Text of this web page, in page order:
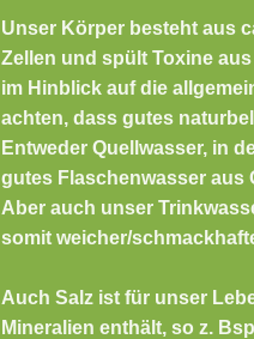
Unser Körper besteht aus
Zellen und spült Toxine
im Hinblick auf die
achten, dass gutes
Entweder Quellwasser, in
gutes Flaschenwasser aus
Aber auch unser
somit weicher/
Auch Salz ist für unser
Mineralien enthält, so z.